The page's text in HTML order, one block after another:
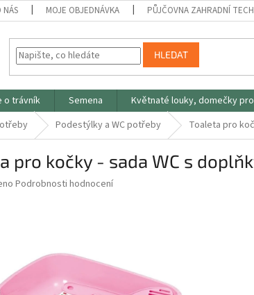
NÁS MOJE OBJEDNÁVKA PŮJČOVNA ZAHRADNÍ
HLEDAT
o trávník Semena Květnaté louky, domečky
Podestýlky a WC potřeby Toaleta pro
pro kočky - sada WC s
Podrobnosti hodnocení